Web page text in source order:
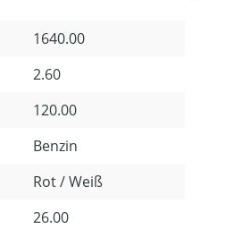
1640.00
2.60
120.00
Benzin
Rot / Weiß
26.00